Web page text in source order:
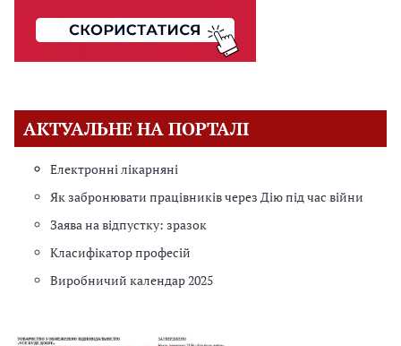
АКТУАЛЬНЕ НА ПОРТАЛІ
Електронні лікарняні
Як забронювати працівників через Дію під час війни
Заява на відпустку: зразок
Класифікатор професій
Виробничий календар 2025